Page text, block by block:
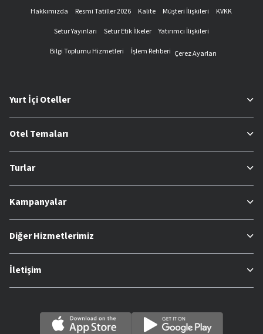
Hakkımızda Resmi Tatiller 2026 Kalite Müşteri İlişkileri
KVKK
Setur Yayınları
Setur Etik İlkeler
Yatırımcı İlişkileri
Bilgi Toplumu Hizmetleri
İşlem Rehberi Çerez Ayarları
Yurt İçi Oteller
Otel Temaları
Turlar
Kampanyalar
Diğer Hizmetlerimiz
İletişim